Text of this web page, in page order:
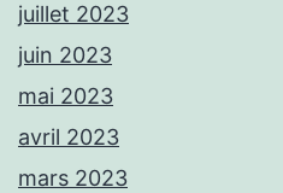
juillet 2023
juin 2023
mai 2023
avril 2023
mars 2023